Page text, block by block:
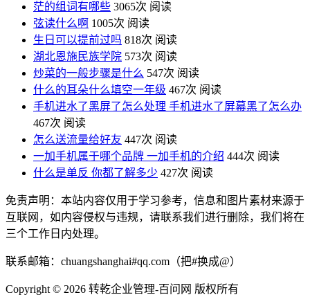
茫的组词有哪些 3065次 阅读
弦读什么啊 1005次 阅读
生日可以提前过吗 818次 阅读
湖北恩施民族学院 573次 阅读
炒菜的一般步骤是什么 547次 阅读
什么的耳朵什么填空一年级 467次 阅读
手机进水了黑屏了怎么处理 手机进水了屏幕黑了怎么办
467次 阅读
怎么送流量给好友 447次 阅读
一加手机属于哪个品牌 一加手机的介绍 444次 阅读
什么是单反 你都了解多少 427次 阅读
免责声明：本站内容仅用于学习参考，信息和图片素材来源于
互联网，如内容侵权与违规，请联系我们进行删除，我们将在
三个工作日内处理。
联系邮箱：chuangshanghai#qq.com（把#换成@）
Copyright © 2026 转乾企业管理-百问网 版权所有